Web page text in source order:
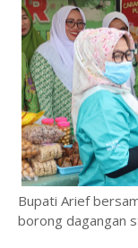
Bupati Arief
borong dagangan